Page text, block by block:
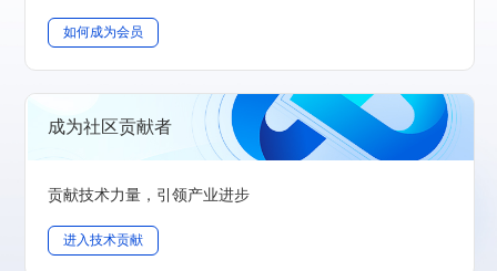
如何成为会员
成为社区贡献者
贡献技术力量，引领产业进步
进入技术贡献